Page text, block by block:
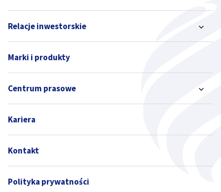
Relacje inwestorskie
Marki i produkty
Centrum prasowe
Kariera
Kontakt
Polityka prywatności